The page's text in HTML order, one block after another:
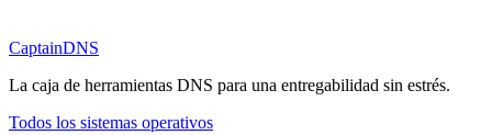
CaptainDNS
La caja de herramientas DNS para una entregabilidad sin estrés.
Todos los sistemas operativos